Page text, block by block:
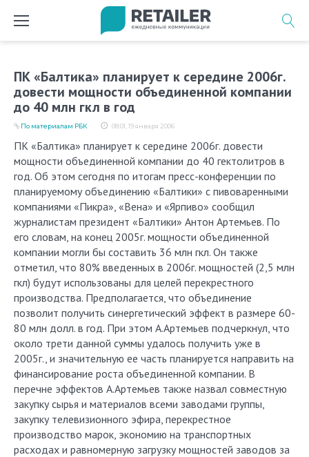
ПК «Балтика» планирует к середине 2006г.
довести мощности объединенной компании
до 40 млн гкл в год
08:01, 19 января 2006
По материалам РБК
ПК «Балтика» планирует к середине 2006г. довести
мощности объединенной компании до 40 гектолитров в
год. Об этом сегодня по итогам пресс-конференции по
планируемому объединению «Балтики» с пивоваренными
компаниями «Пикра», «Вена» и «Ярпиво» сообщил
журналистам президент «Балтики» Антон Артемьев. По
его словам, на конец 2005г. мощности объединенной
компании могли бы составить 36 млн гкл. Он также
отметил, что 80% введенных в 2006г. мощностей (2,5 млн
гкл) будут использованы для целей перекрестного
производства. Предполагается, что объединение
позволит получить синергетический эффект в размере 60-
80 млн долл. в год. При этом А.Артемьев подчеркнул, что
около трети данной суммы удалось получить уже в
2005г., и значительную ее часть планируется направить на
финансирование роста объединенной компании. В
перечне эффектов А.Артемьев также назвал совместную
закупку сырья и материалов всеми заводами группы,
закупку телевизионного эфира, перекрестное
производство марок, экономию на транспортных
расходах и равномерную загрузку мощностей заводов за